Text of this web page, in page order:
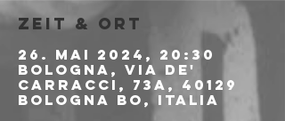
Zeit & Ort
26. Mai 2024, 20:30
Bologna, Via de'
Carracci, 73a, 40129
Bologna BO, Italia